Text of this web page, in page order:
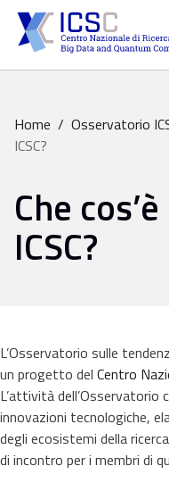
Home / Osservatorio
ICSC?
Che
ICSC?
L’Osservatorio sulle
un progetto del Centro
L’attività dell’Osservatorio
innovazioni tecnologiche,
degli ecosistemi della
di incontro per i membri di